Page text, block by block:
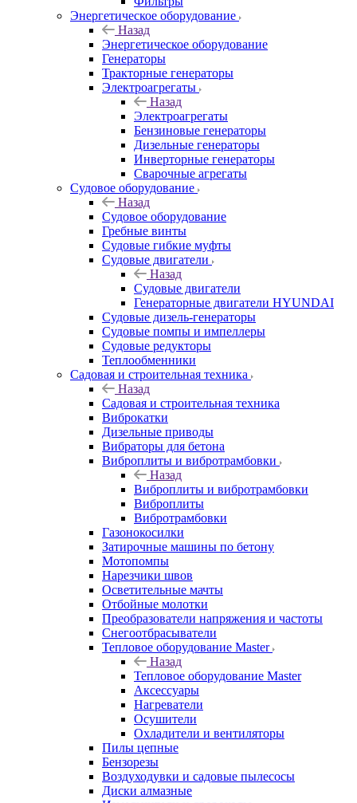
Энергетическое оборудование
Назад
Энергетическое оборудование
Генераторы
Тракторные генераторы
Электроагрегаты
Назад
Электроагрегаты
Бензиновые генераторы
Дизельные генераторы
Инверторные генераторы
Сварочные агрегаты
Судовое оборудование
Назад
Судовое оборудование
Гребные винты
Судовые гибкие муфты
Судовые двигатели
Назад
Судовые двигатели
Генераторные двигатели HYUNDAI
Судовые дизель-генераторы
Судовые помпы и импеллеры
Судовые редукторы
Теплообменники
Садовая и строительная техника
Назад
Садовая и строительная техника
Виброкатки
Дизельные приводы
Вибраторы для бетона
Виброплиты и вибротрамбовки
Назад
Виброплиты и вибротрамбовки
Виброплиты
Вибротрамбовки
Газонокосилки
Затирочные машины по бетону
Мотопомпы
Нарезчики швов
Осветительные мачты
Отбойные молотки
Преобразователи напряжения и частоты
Снегоотбрасыватели
Тепловое оборудование Master
Назад
Тепловое оборудование Master
Аксессуары
Нагреватели
Осушители
Охладители и вентиляторы
Пилы цепные
Бензорезы
Воздуходувки и садовые пылесосы
Диски алмазные